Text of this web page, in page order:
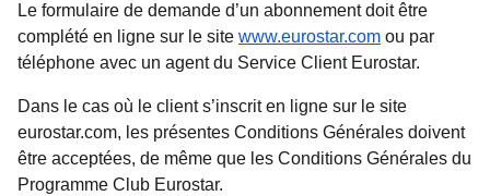
Le formulaire de demande d’un abonnement doit être
complété en ligne sur le site www.eurostar.com ou par
téléphone avec un agent du Service Client Eurostar.
Dans le cas où le client s’inscrit en ligne sur le site
eurostar.com, les présentes Conditions Générales doivent
être acceptées, de même que les Conditions Générales du
Programme Club Eurostar.